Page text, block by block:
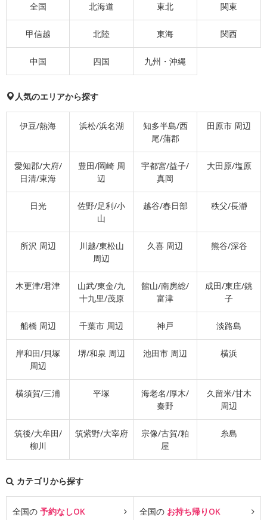
全国 北海道 東北 関東
甲信越 北陸 東海 関西
中国 四国 九州・沖縄
人気のエリアから探す
伊豆/熱海 浜松/浜名湖
知多半島/西
尾/蒲郡
田原市 周辺
愛知郡/大府/
日清/東海
豊田/岡崎 周
辺
宇都宮/益子/
真岡
大田原/塩原
日光
佐野/足利/小
山
越谷/春日部 秩父/長瀞
所沢 周辺
川越/東松山
周辺
久喜 周辺 熊谷/深谷
木更津/君津
山武/東金/九
十九里/茂原
館山/南房総/
富津
成田/東庄/銚
子
船橋 周辺 千葉市 周辺 神戸 淡路島
岸和田/貝塚
周辺
堺/和泉 周辺 池田市 周辺 横浜
横須賀/三浦 平塚
海老名/厚木/
秦野
久留米/甘木
周辺
筑後/大牟田/
柳川
筑紫野/大宰府
宗像/古賀/粕
屋
糸島
カテゴリから探す
全国の 予約なしOK 全国の お持ち帰りOK